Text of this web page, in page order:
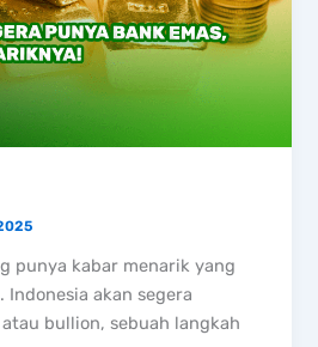
punya kabar menarik yang
akan segera
bullion, sebuah langkah